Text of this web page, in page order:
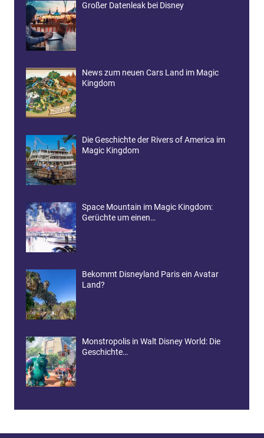
Großer Datenleak bei Disney
News zum neuen Cars Land im Magic
Kingdom
Die Geschichte der Rivers of America im
Magic Kingdom
Space Mountain im Magic Kingdom:
Gerüchte um einen…
Bekommt Disneyland Paris ein Avatar
Land?
Monstropolis in Walt Disney World: Die
Geschichte…